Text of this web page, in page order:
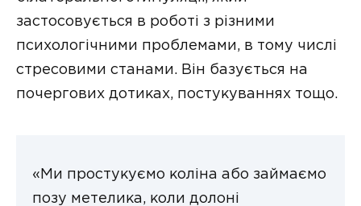
застосовується в роботі з різними
психологічними проблемами, в тому числі
стресовими станами. Він базується на
почергових дотиках, постукуваннях тощо.
«Ми простукуємо коліна або займаємо
позу метелика, коли долоні